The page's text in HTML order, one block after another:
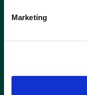
Marketing